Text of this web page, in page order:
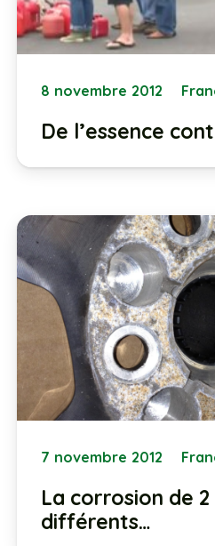
8 novembre 2012
De l’essence
7 novembre 2012
La corrosion de
différents…